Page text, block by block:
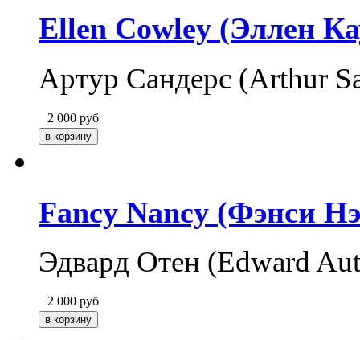
Ellen Cowley (Эллен
Артур Сандерс (Arthur
2 000 руб
Fancy Nancy (Фэнси
Эдвард Отен (Edward
2 000 руб